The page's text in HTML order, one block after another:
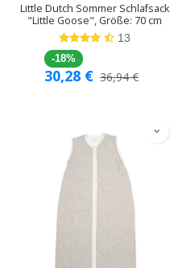
Little Dutch Sommer Schlafsack
"Little Goose", Größe: 70 cm
13
-18%
30,28 € 36,94€